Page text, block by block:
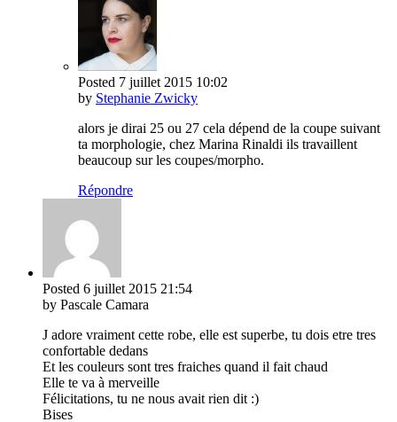
Posted 7 juillet 2015 10:02
by Stephanie Zwicky
alors je dirai 25 ou 27 cela dépend de la coupe suivant
ta morphologie, chez Marina Rinaldi ils travaillent
beaucoup sur les coupes/morpho.
Répondre
Posted 6 juillet 2015 21:54
by Pascale Camara
J adore vraiment cette robe, elle est superbe, tu dois etre tres
confortable dedans
Et les couleurs sont tres fraiches quand il fait chaud
Elle te va à merveille
Félicitations, tu ne nous avait rien dit :)
Bises